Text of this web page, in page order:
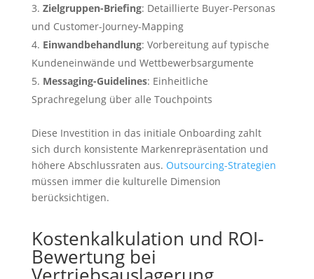
Zielgruppen-Briefing: Detaillierte Buyer-Personas
und Customer-Journey-Mapping
Einwandbehandlung: Vorbereitung auf typische
Kundeneinwände und Wettbewerbsargumente
Messaging-Guidelines: Einheitliche
Sprachregelung über alle Touchpoints
Diese Investition in das initiale Onboarding zahlt
sich durch konsistente Markenrepräsentation und
höhere Abschlussraten aus. Outsourcing-Strategien
müssen immer die kulturelle Dimension
berücksichtigen.
Kostenkalkulation und ROI-
Bewertung bei